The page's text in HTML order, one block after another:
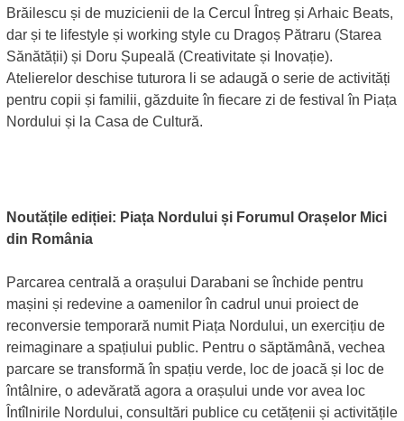
Brăilescu și de muzicienii de la Cercul Întreg și Arhaic Beats,
dar și te lifestyle și working style cu Dragoș Pătraru (Starea
Sănătății) și Doru Șupeală (Creativitate și Inovație).
Atelierelor deschise tuturora li se adaugă o serie de activități
pentru copii și familii, găzduite în fiecare zi de festival în Piața
Nordului și la Casa de Cultură.
Noutățile ediției: Piața Nordului și Forumul Orașelor Mici
din România
Parcarea centrală a orașului Darabani se închide pentru
mașini și redevine a oamenilor în cadrul unui proiect de
reconversie temporară numit Piața Nordului, un exercițiu de
reimaginare a spațiului public. Pentru o săptămână, vechea
parcare se transformă în spațiu verde, loc de joacă și loc de
întâlnire, o adevărată agora a orașului unde vor avea loc
Întîlnirile Nordului, consultări publice cu cetățenii și activitățile